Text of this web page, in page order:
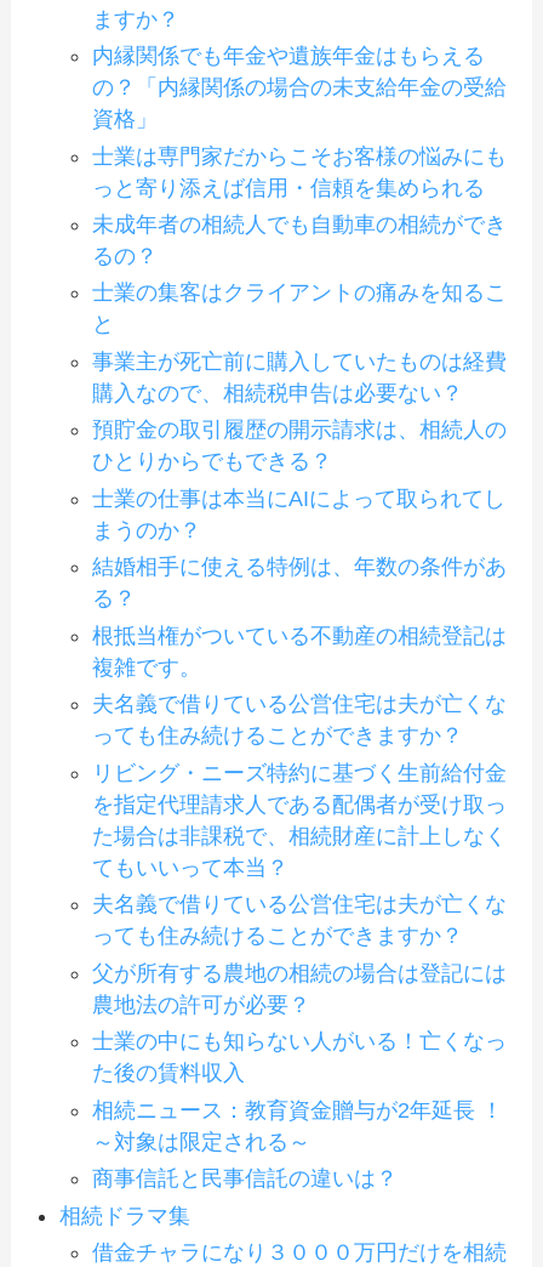
ますか？
内縁関係でも年金や遺族年金はもらえる
の？「内縁関係の場合の未支給年金の受給
資格」
士業は専門家だからこそお客様の悩みにも
っと寄り添えば信用・信頼を集められる
未成年者の相続人でも自動車の相続ができ
るの？
士業の集客はクライアントの痛みを知るこ
と
事業主が死亡前に購入していたものは経費
購入なので、相続税申告は必要ない？
預貯金の取引履歴の開示請求は、相続人の
ひとりからでもできる？
士業の仕事は本当にAIによって取られてし
まうのか？
結婚相手に使える特例は、年数の条件があ
る？
根抵当権がついている不動産の相続登記は
複雑です。
夫名義で借りている公営住宅は夫が亡くな
っても住み続けることができますか？
リビング・ニーズ特約に基づく生前給付金
を指定代理請求人である配偶者が受け取っ
た場合は非課税で、相続財産に計上しなく
てもいいって本当？
夫名義で借りている公営住宅は夫が亡くな
っても住み続けることができますか？
父が所有する農地の相続の場合は登記には
農地法の許可が必要？
士業の中にも知らない人がいる！亡くなっ
た後の賃料収入
相続ニュース：教育資金贈与が2年延長 ！
～対象は限定される～
商事信託と民事信託の違いは？
相続ドラマ集
借金チャラになり３０００万円だけを相続